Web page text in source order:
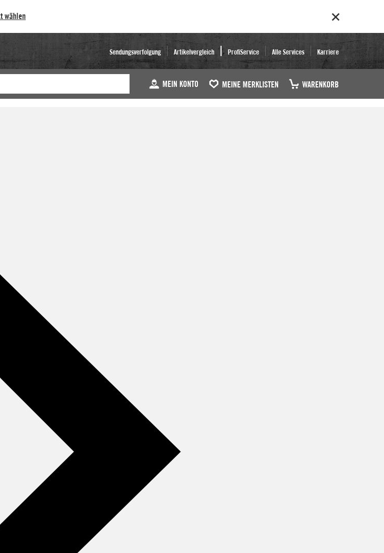
wählen
Sendungsverfolgung Artikelvergleich ProfiService Alle Services Karriere
MEIN KONTO MEINE MERKLISTEN WARENKORB